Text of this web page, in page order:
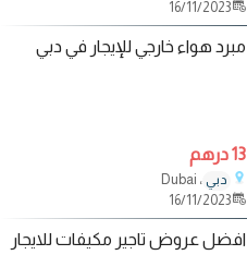
16/11/2023
مبرد هواء خارجي للإيجار في دبي
13 درهم
دبي ، Dubai
16/11/2023
افضل عروض تاجير مكيفات للايجار